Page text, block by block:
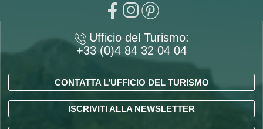
Ufficio del Turismo:
+33 (0)4 84 32 04 04
CONTATTA L’UFFICIO DEL TURISMO
ISCRIVITI ALLA NEWSLETTER